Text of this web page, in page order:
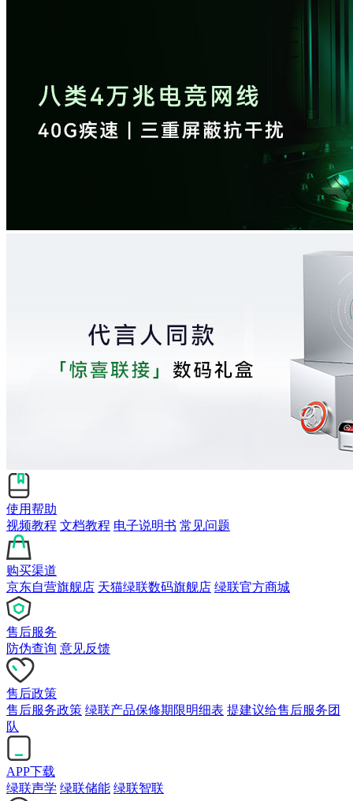
使用帮助
视频教程 文档教程 电子说明书 常见问题
购买渠道
京东自营旗舰店 天猫绿联数码旗舰店 绿联官方商城
售后服务
防伪查询 意见反馈
售后政策
售后服务政策 绿联产品保修期限明细表 提建议给售后服务团
队
APP下载
绿联声学 绿联储能 绿联智联